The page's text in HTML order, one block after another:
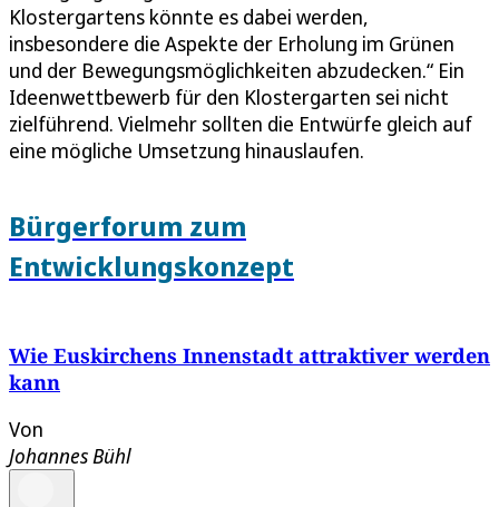
Klostergartens könnte es dabei werden,
insbesondere die Aspekte der Erholung im Grünen
und der Bewegungsmöglichkeiten abzudecken.“ Ein
Ideenwettbewerb für den Klostergarten sei nicht
zielführend. Vielmehr sollten die Entwürfe gleich auf
eine mögliche Umsetzung hinauslaufen.
Bürgerforum zum
Entwicklungskonzept
Wie Euskirchens Innenstadt attraktiver werden
kann
Von
Johannes Bühl